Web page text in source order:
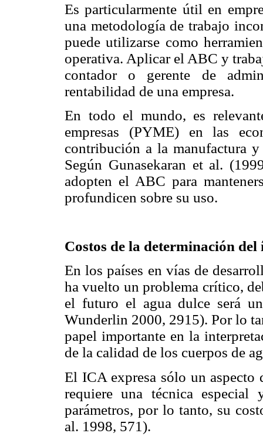
Es particularmente útil en
una metodología de trabajo
puede utilizarse como
operativa. Aplicar el ABC y
contador o gerente de
rentabilidad de una empresa.
En todo el mundo, es
empresas (PYME) en las
contribución a la manufactura
Según Gunasekaran et al.
adopten el ABC para
profundicen sobre su uso.
Costos de la determinación
En los países en vías de
ha vuelto un problema crítico,
el futuro el agua dulce será
Wunderlin 2000, 2915). Por lo
papel importante en la
de la calidad de los cuerpos de
El ICA expresa sólo un aspecto
requiere una técnica
parámetros, por lo tanto, su
al. 1998, 571).